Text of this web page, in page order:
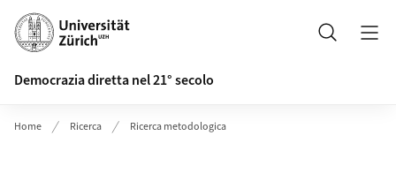
Header
Search
Democrazia diretta nel 21° secolo
Home Ricerca Ricerca metodologica